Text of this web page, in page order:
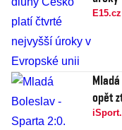
E15.cz
opět